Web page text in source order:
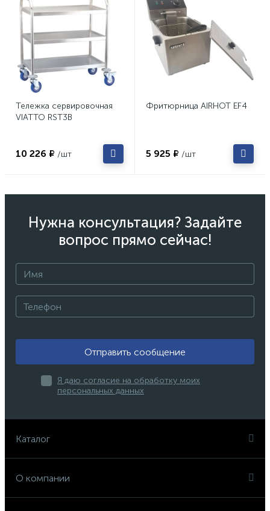
Тележка сервировочная
VIATTO RST3B
10 226 ₽ /шт
Фритюрница AIRHOT EF4
5 925 ₽ /шт
Нужна консультация? Задайте
вопрос прямо сейчас!
Отправить сообщение
Я даю согласие на обработку моих
персональных данных
Каталог
О компании